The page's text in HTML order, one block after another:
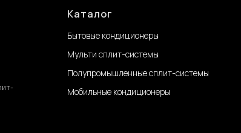
Каталог
Бытовые кондиционеры
Мульти сплит-системы
Полупромышленные сплит-системы
Мобильные кондиционеры